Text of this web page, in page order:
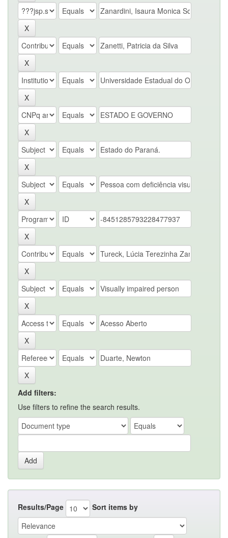
Add filters:
Use filters to refine the search results.
Results/Page Sort items by